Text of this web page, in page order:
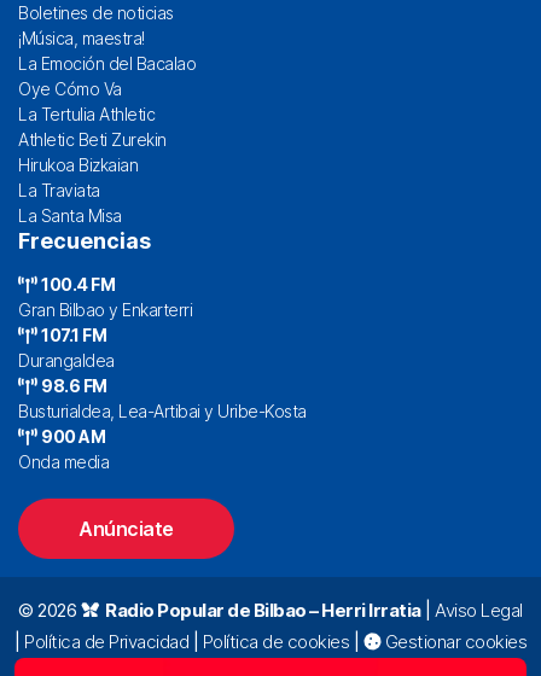
Boletines de noticias
¡Música, maestra!
La Emoción del Bacalao
Oye Cómo Va
La Tertulia Athletic
Athletic Beti Zurekin
Hirukoa Bizkaian
La Traviata
La Santa Misa
Frecuencias
100.4 FM
Gran Bilbao y Enkarterri
107.1 FM
Durangaldea
98.6 FM
Busturialdea, Lea-Artibai y Uribe-Kosta
900 AM
Onda media
Anúnciate
© 2026 Radio Popular de Bilbao – Herri Irratia| Aviso Legal
Política de Privacidad Política de cookies
Gestionar cookies